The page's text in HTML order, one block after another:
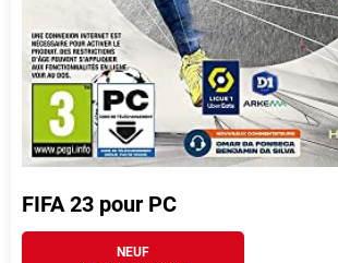
FIFA 23 pour PC
NEUF